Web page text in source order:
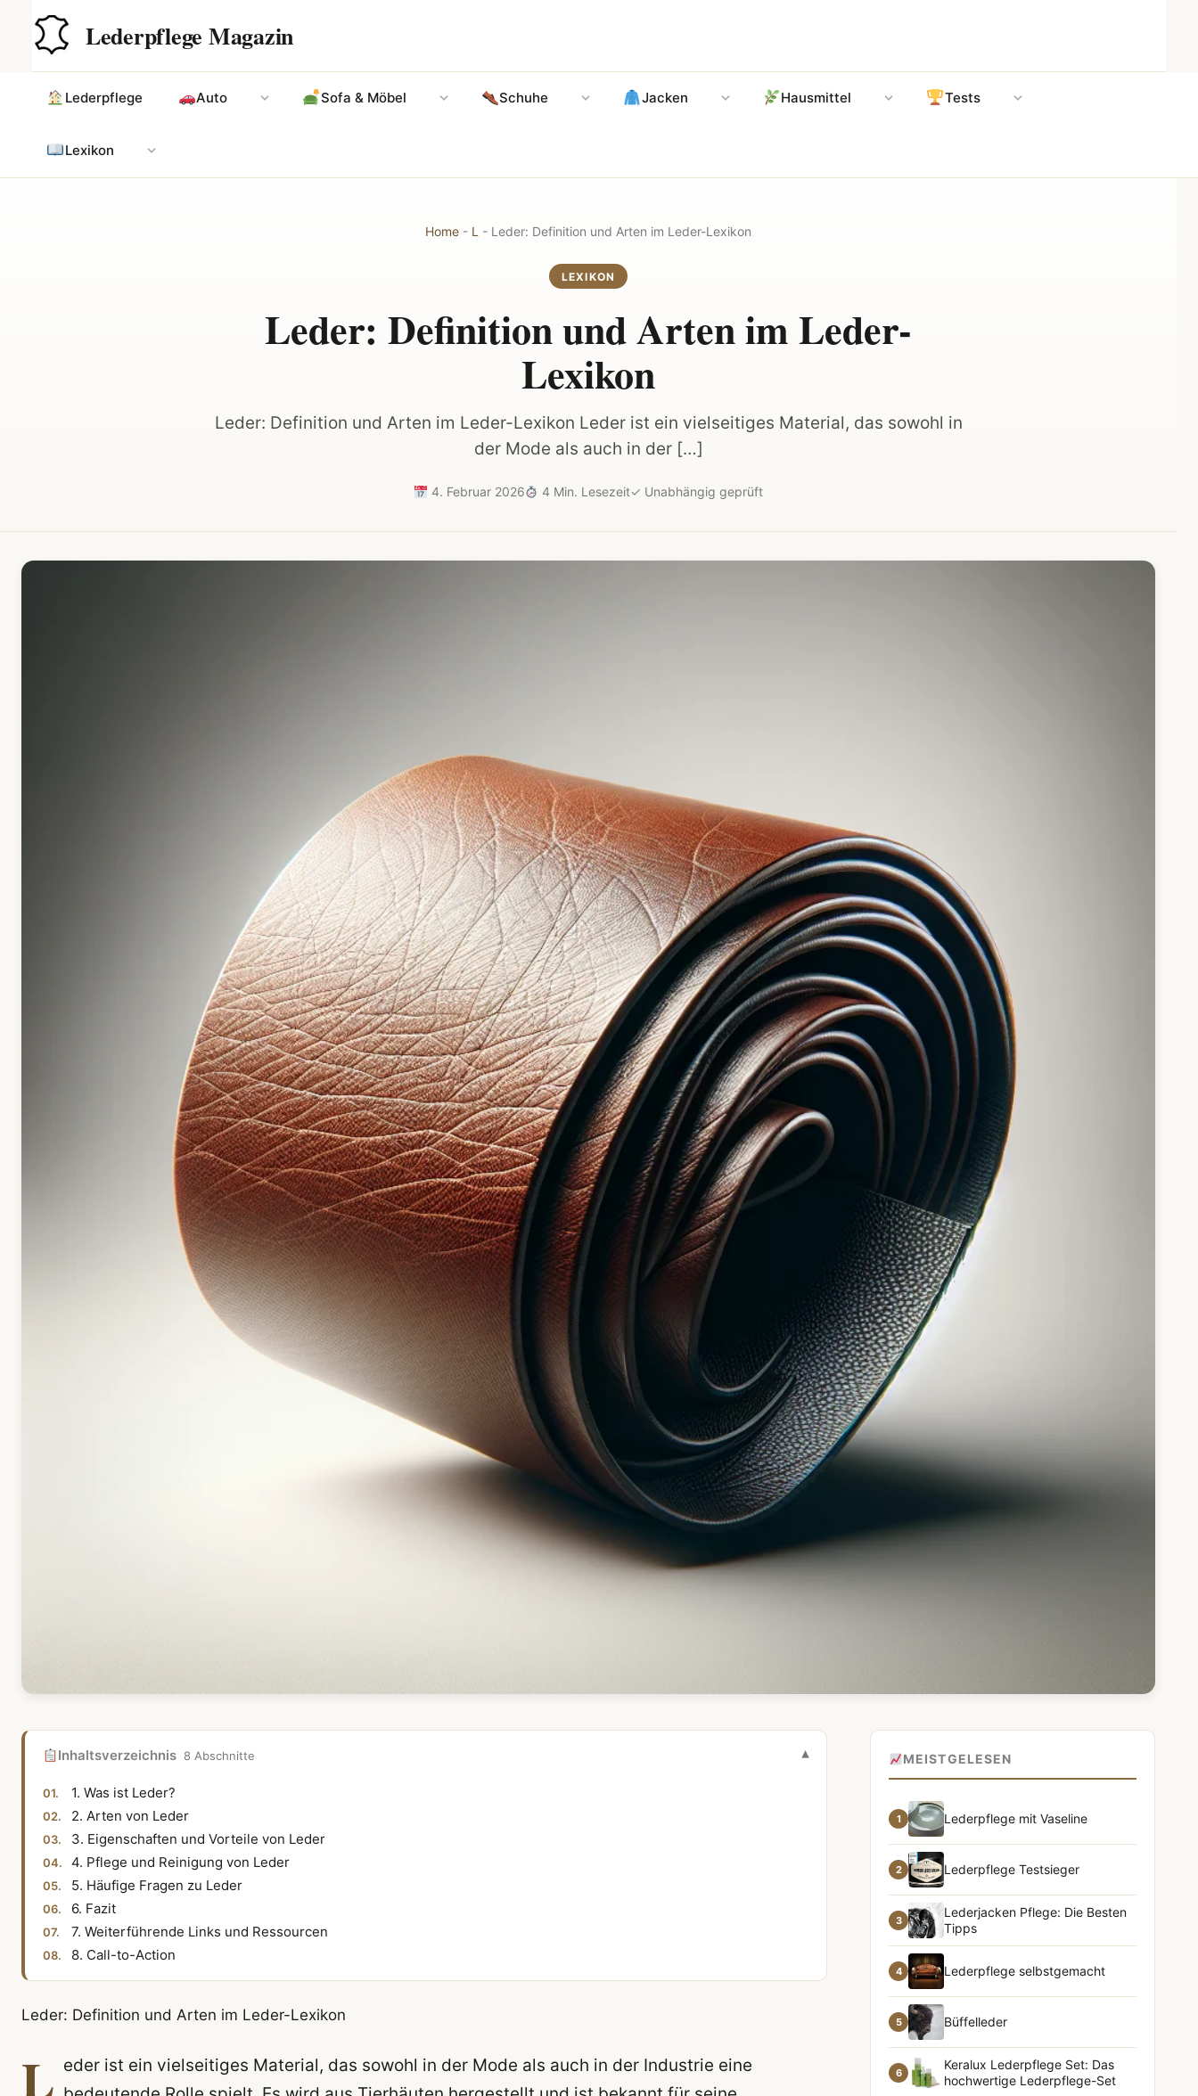
springen
Lederpflege Magazin
Lederpflege Auto Sofa & Möbel Schuhe Jacken Hausmittel Tests
Lexikon
Hauptinhalt
Home - L - Leder: Definition und Arten im Leder-Lexikon
LEXIKON
Leder: Definition und Arten im Leder-
Lexikon
Leder: Definition und Arten im Leder-Lexikon Leder ist ein vielseitiges Material, das sowohl in
der Mode als auch in der […]
4. Februar 2026 4 Min. Lesezeit✓ Unabhängig geprüft
Inhaltsverzeichnis 8 Abschnitte
1. Was ist Leder?
2. Arten von Leder
3. Eigenschaften und Vorteile von Leder
4. Pflege und Reinigung von Leder
5. Häufige Fragen zu Leder
6. Fazit
7. Weiterführende Links und Ressourcen
8. Call-to-Action
Leder: Definition und Arten im Leder-Lexikon
L eder ist ein vielseitiges Material, das sowohl in der Mode als auch in der Industrie eine
MEISTGELESEN
1 Lederpflege mit Vaseline
2 Lederpflege Testsieger
3
Lederjacken Pflege: Die Besten
Tipps
4 Lederpflege selbstgemacht
5 Büffelleder
6
Keralux Lederpflege Set: Das
hochwertige Lederpflege-Set